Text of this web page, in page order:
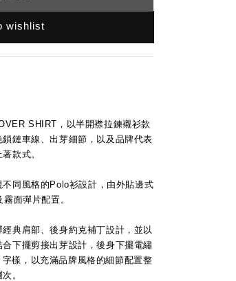
wishlist
SHIRT，以半開襟拉鍊襯衫款
鏈車線、出芽細節，以及品牌代表
款式。
同風格的Polo衫設計，由外貼邊式
面彈片配置。
典肩部、後身約克補丁設計，並以
下擺剪接出芽設計，後身下擺電繡
樣，以充滿品牌風格的細節配置整
。